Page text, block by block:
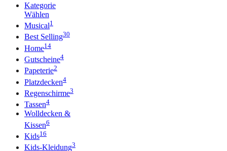
Kategorie
Wählen
Musical1
Best Selling30
Home14
Gutscheine4
Papeterie2
Platzdecken4
Regenschirme3
Tassen4
Wolldecken &
Kissen6
Kids16
Kids-Kleidung3